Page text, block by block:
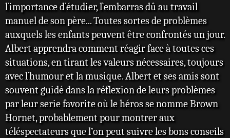
l`importance d`étudier, l`embarras dû au travail
manuel de son père... Toutes sortes de problèmes
auxquels les enfants peuvent être confrontés un jour.
Albert apprendra comment réagir face à toutes ces
situations, en tirant les valeurs nécessaires, toujours
avec l`humour et la musique. Albert et ses amis sont
souvent guidé dans la réflexion de leurs problèmes
par leur serie favorite où le héros se nomme Brown
Hornet, probablement pour montrer aux
téléspectateurs que l’on peut suivre les bons conseils